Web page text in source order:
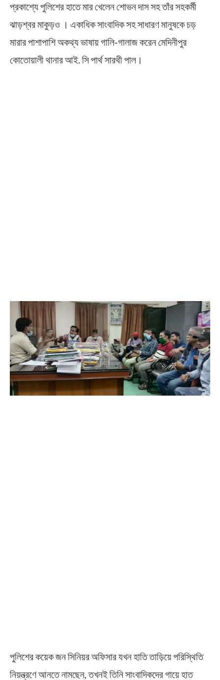
প্রকাশ্যে পুলিশের হাতে মার খেলেন শোভন দাস সহ তাঁর সহকর্মী
ঝাড়শ্বর মাকুড়ও । একাধিক সাংবাদিক সহ সাধারণ মানুষকে চড়
মারার পাশাপাশি অকথ্য ভাষায় গালি-গালাজ করেন মেদিনীপুর
কোতোয়ালী থানার আই. সি পার্থ সারথী পাল।
পুলিশের কয়েক জন সিনিয়র অফিসার যখন হাতি তাড়িয়ে পরিস্থিতি
নিয়ন্ত্রণে আনতে নামছেন, তখনই তিনি সাংবাদিকদের গায়ে হাত